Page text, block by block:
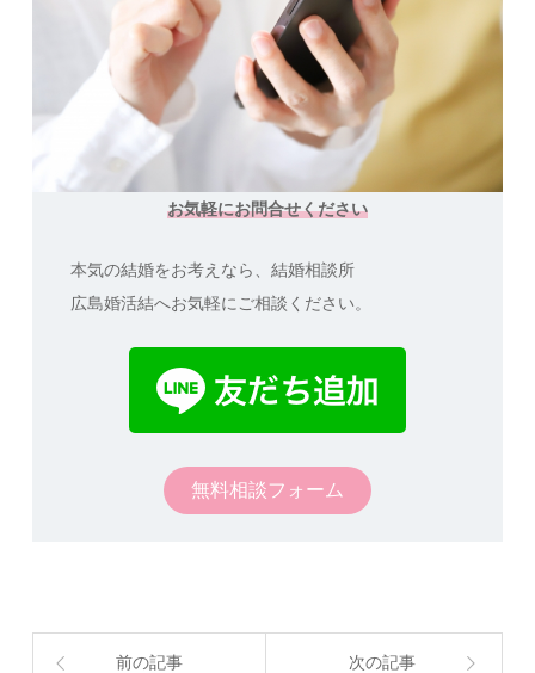
お気軽にお問合せください
本気の結婚をお考えなら、結婚相談所
広島婚活結へお気軽にご相談ください。
無料相談フォーム
前の記事 次の記事